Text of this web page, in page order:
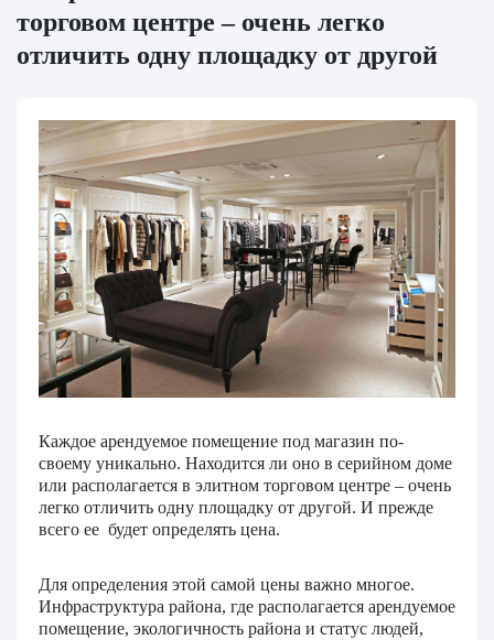
торговом центре – очень легко
отличить одну площадку от другой
Каждое арендуемое помещение под магазин по-
своему уникально. Находится ли оно в серийном доме
или располагается в элитном торговом центре – очень
легко отличить одну площадку от другой. И прежде
всего ее будет определять цена.
Для определения этой самой цены важно многое.
Инфраструктура района, где располагается арендуемое
помещение, экологичность района и статус людей,